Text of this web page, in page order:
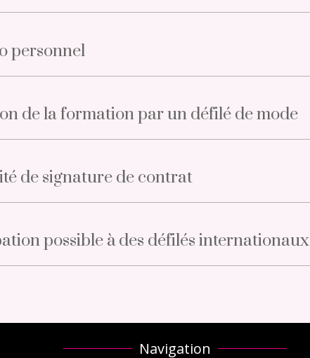
personnel
de la formation par un défilé de mode
de signature de contrat
possible à des défilés internationaux
Navigation